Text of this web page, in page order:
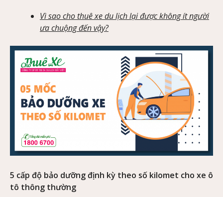
Vì sao cho thuê xe du lịch lại được không ít người
ưa chuộng đến vậy?
5 cấp độ bảo dưỡng định kỳ theo số kilomet cho xe ô
tô thông thường